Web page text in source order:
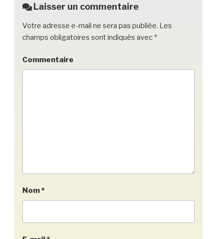
k
Laisser un commentaire
Votre adresse e-mail ne sera pas publiée. Les
champs obligatoires sont indiqués avec *
Commentaire
Nom*